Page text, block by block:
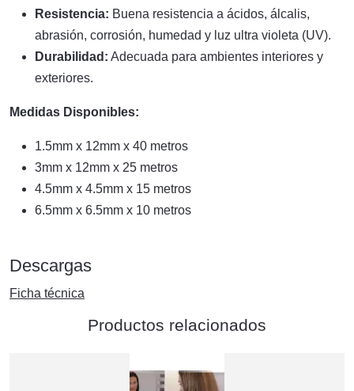
Resistencia: Buena resistencia a ácidos, álcalis,
abrasión, corrosión, humedad y luz ultra violeta (UV).
Durabilidad: Adecuada para ambientes interiores y
exteriores.
Medidas Disponibles:
1.5mm x 12mm x 40 metros
3mm x 12mm x 25 metros
4.5mm x 4.5mm x 15 metros
6.5mm x 6.5mm x 10 metros
Descargas
Ficha técnica
Productos relacionados